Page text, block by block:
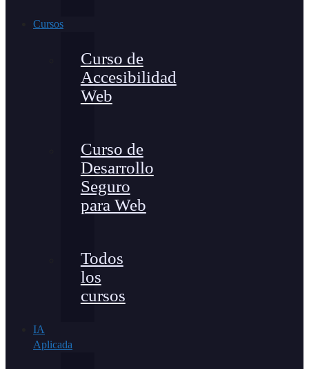
Cursos
Curso de
Accesibilidad
Web
Curso de
Desarrollo
Seguro
para Web
Todos
los
cursos
IA
Aplicada